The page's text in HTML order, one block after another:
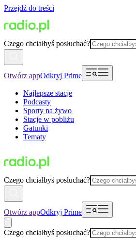
Przejdź do treści
Czego chciałbyś posłuchać?
Otwórz appOdkryj Prime
Najlepsze stacje
Podcasty
Sporty na żywo
Stacje w pobliżu
Gatunki
Tematy
Czego chciałbyś posłuchać?
Otwórz appOdkryj Prime
Czego chciałbyś posłuchać?